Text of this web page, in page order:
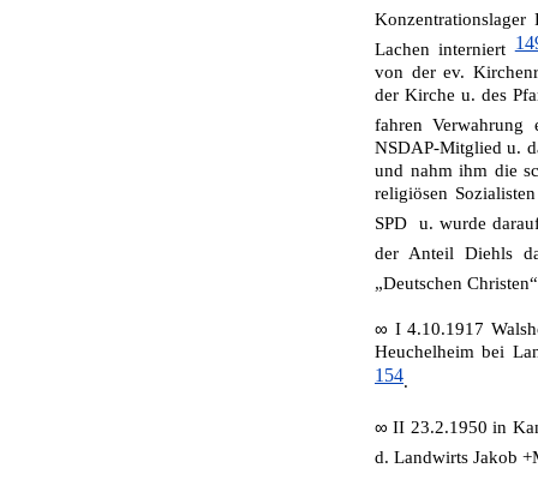
Lachen interniert
von der ev.
der Kirche u. des
fahren Ver­wahrung
NSDAP-Mitglied u.
und nahm ihm die
religiö­sen
SPD u. wurde
der Anteil Diehls
„Deutschen
∞ I 4.10.1917
Heuchelheim bei
154.
∞II 23.2.1950 in
d. Landwirts Ja­kob